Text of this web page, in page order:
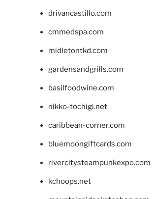
drivancastillo.com
cmmedspa.com
midletontkd.com
gardensandgrills.com
basilfoodwine.com
nikko-tochigi.net
caribbean-corner.com
bluemoongiftcards.com
rivercitysteampunkexpo.com
kchoops.net